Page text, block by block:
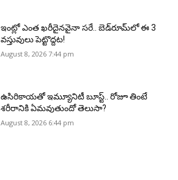
ఇంట్లో ఎంత ఖరీదైనవైనా సరే.. బెడ్‌రూమ్‌లో ఈ 3
వస్తువులు పెట్టొద్దట!
August 8, 2026 7:44 pm
ఉసిరికాయతో ఇమ్యూనిటీ బూస్ట్‌.. రోజూ తింటే
శరీరానికి ఏమవుతుందో తెలుసా?
August 8, 2026 6:44 pm